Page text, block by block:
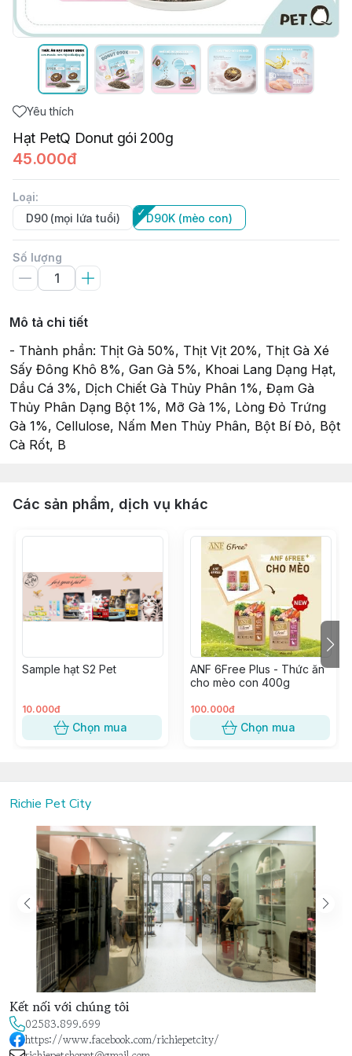
Yêu thích
Hạt PetQ Donut gói 200g
45.000đ
Loại:
D90 (mọi lứa tuổi)
D90K (mèo con)
Số lượng
Mô tả chi tiết
- Thành phần: Thịt Gà 50%, Thịt Vịt 20%, Thịt Gà Xé
Sấy Đông Khô 8%, Gan Gà 5%, Khoai Lang Dạng Hạt,
Dầu Cá 3%, Dịch Chiết Gà Thủy Phân 1%, Đạm Gà
Thủy Phân Dạng Bột 1%, Mỡ Gà 1%, Lòng Đỏ Trứng
Gà 1%, Cellulose, Nấm Men Thủy Phân, Bột Bí Đỏ, Bột
Cà Rốt, B
Các sản phẩm, dịch vụ khác
Sample hạt S2 Pet
10.000đ
Chọn mua
ANF 6Free Plus - Thức ăn
cho mèo con 400g
100.000đ
Chọn mua
Richie Pet City
Kết nối với chúng tôi
02583.899.699
https://www.facebook.com/richiepetcity/